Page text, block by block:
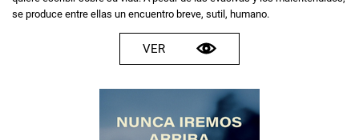
se produce entre ellas un encuentro breve, sutil, humano.
VER